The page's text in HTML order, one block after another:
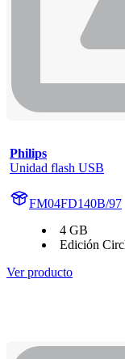
Philips
Unidad flash USB
FM04FD140B/97
4 GB
Edición
Ver producto